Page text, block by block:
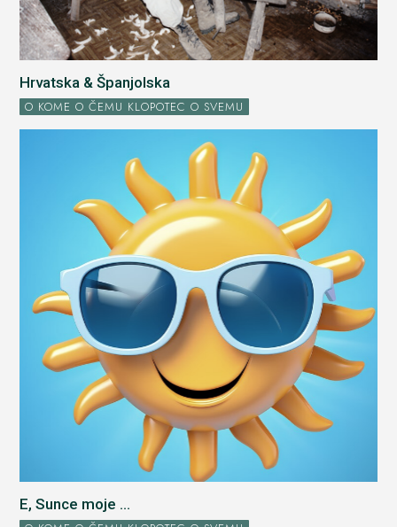
Hrvatska & Španjolska
O KOME O ČEMU KLOPOTEC O SVEMU
E, Sunce moje ...